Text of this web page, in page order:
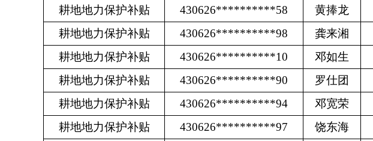
耕地地力保护补贴
430626**********58 黄捧龙
耕地地力保护补贴
430626**********98 龚来湘
耕地地力保护补贴
430626**********10 邓如生
耕地地力保护补贴
430626**********90 罗仕团
耕地地力保护补贴
430626**********94 邓宽荣
耕地地力保护补贴
430626**********97 饶东海